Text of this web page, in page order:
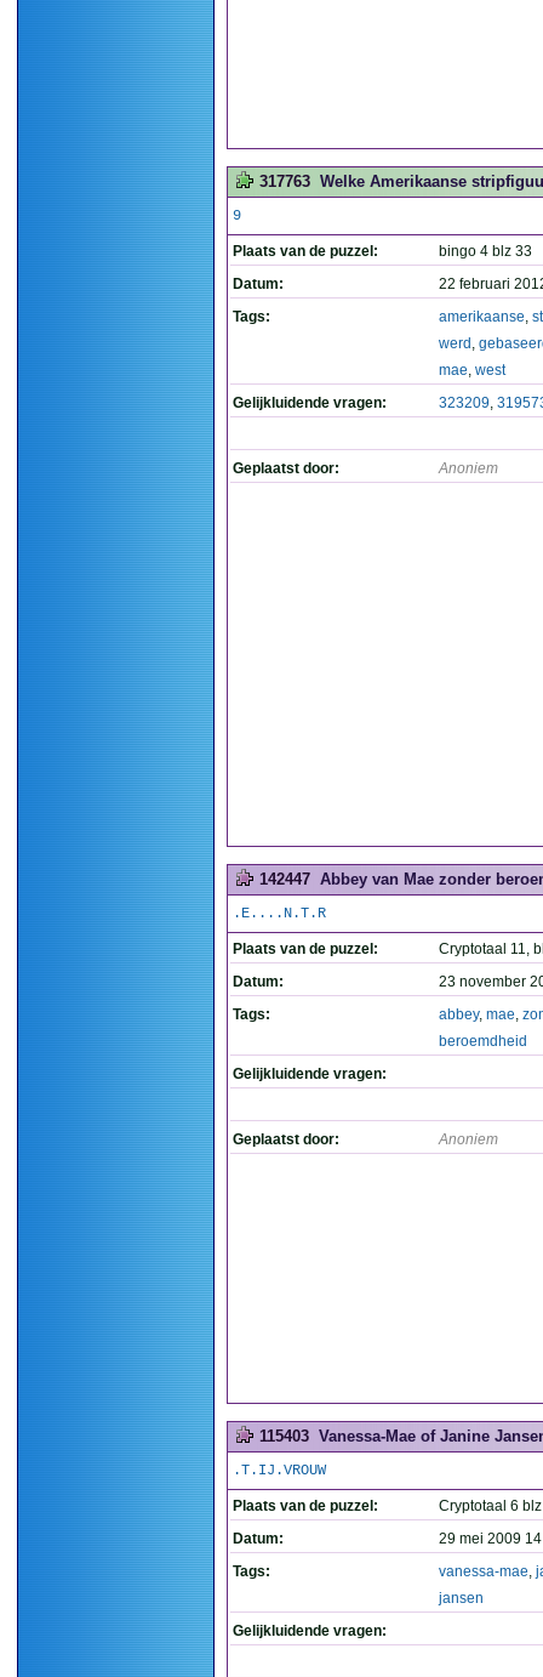
317763 Welke Amerikaanse
9
Plaats van de puzzel:
bingo 4 blz 33
Datum:
22 februari
Tags:
amerikaanse,
werd ,
mae, west
Gelijkluidende vragen:
323209,
Geplaatst door: Anoniem
142447 Abbey van Mae zonder
.E....N.T.R
Plaats van de puzzel:
Cryptotaal 11,
Datum:
23 november
Tags:
abbey, mae,
beroemdheid
Gelijkluidende vragen:
Geplaatst door: Anoniem
115403 Vanessa-Mae of Janine
.T.IJ.VROUW
Plaats van de puzzel:
Cryptotaal 6
Datum:
29 mei 2009
Tags:
vanessa-mae,
jansen
Gelijkluidende vragen: